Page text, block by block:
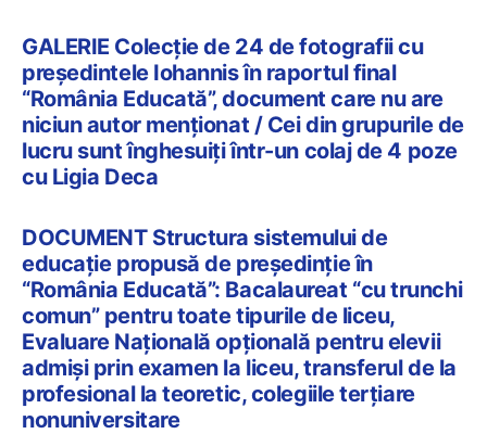
GALERIE Colecție de 24 de fotografii cu
președintele Iohannis în raportul final
“România Educată”, document care nu are
niciun autor menționat / Cei din grupurile de
lucru sunt înghesuiți într-un colaj de 4 poze
cu Ligia Deca
DOCUMENT Structura sistemului de
educație propusă de președinție în
“România Educată”: Bacalaureat “cu trunchi
comun” pentru toate tipurile de liceu,
Evaluare Națională opțională pentru elevii
admiși prin examen la liceu, transferul de la
profesional la teoretic, colegiile terțiare
nonuniversitare